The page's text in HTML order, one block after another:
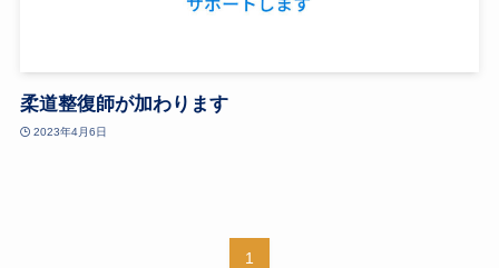
柔道整復師が加わります
2023年4月6日
1